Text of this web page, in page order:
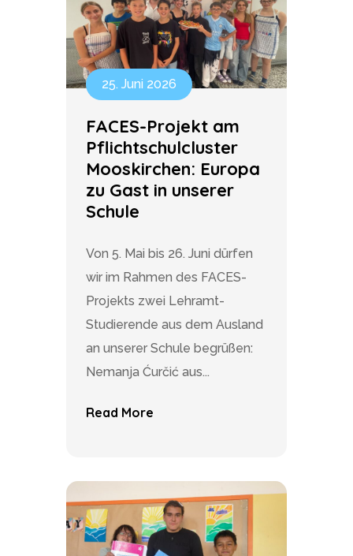
25. Juni 2026
FACES-Projekt am
Pflichtschulcluster
Mooskirchen: Europa
zu Gast in unserer
Schule
Von 5. Mai bis 26. Juni dürfen
wir im Rahmen des FACES-
Projekts zwei Lehramt-
Studierende aus dem Ausland
an unserer Schule begrüßen:
Nemanja Ćurčić aus...
Read More